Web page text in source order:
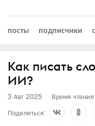
посты подписчики
Как писать
ИИ?
3 Авг 2025 Время
Поделиться: